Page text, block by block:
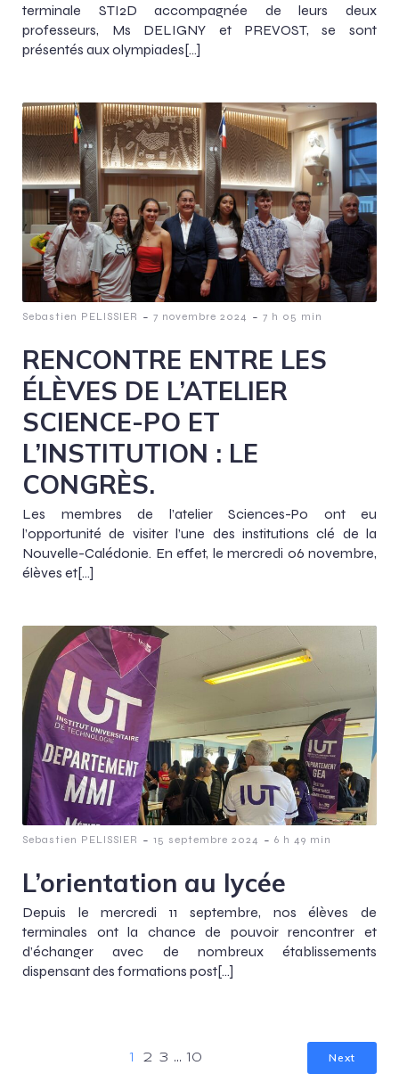
terminale STI2D accompagnée de leurs deux
professeurs, Ms DELIGNY et PREVOST, se sont
présentés aux olympiades[…]
Sebastien PELISSIER - 7 novembre 2024 - 7 h 05 min
RENCONTRE ENTRE LES
ÉLÈVES DE L’ATELIER
SCIENCE-PO ET
L’INSTITUTION : LE
CONGRÈS.
Les membres de l’atelier Sciences-Po ont eu
l’opportunité de visiter l’une des institutions clé de la
Nouvelle-Calédonie. En effet, le mercredi 06 novembre,
élèves et[…]
Sebastien PELISSIER - 15 septembre 2024 - 6 h 49 min
L’orientation au lycée
Depuis le mercredi 11 septembre, nos élèves de
terminales ont la chance de pouvoir rencontrer et
d’échanger avec de nombreux établissements
dispensant des formations post[…]
1 2 3 … 10 Next